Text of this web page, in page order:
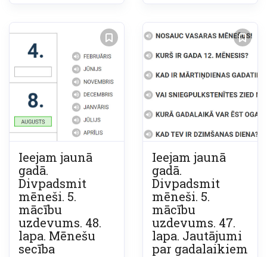
Ieejam jaunā
gadā.
Divpadsmit
mēneši. 5.
mācību
uzdevums. 48.
lapa. Mēnešu
secība
Ieejam jaunā
gadā.
Divpadsmit
mēneši. 5.
mācību
uzdevums. 47.
lapa. Jautājumi
par gadalaikiem